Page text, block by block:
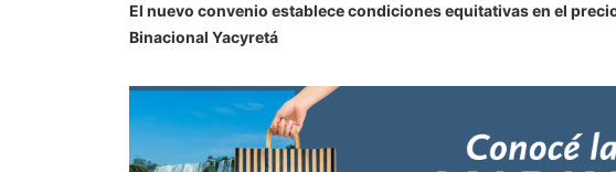
El nuevo convenio establece condiciones equitativas en el
Binacional Yacyretá